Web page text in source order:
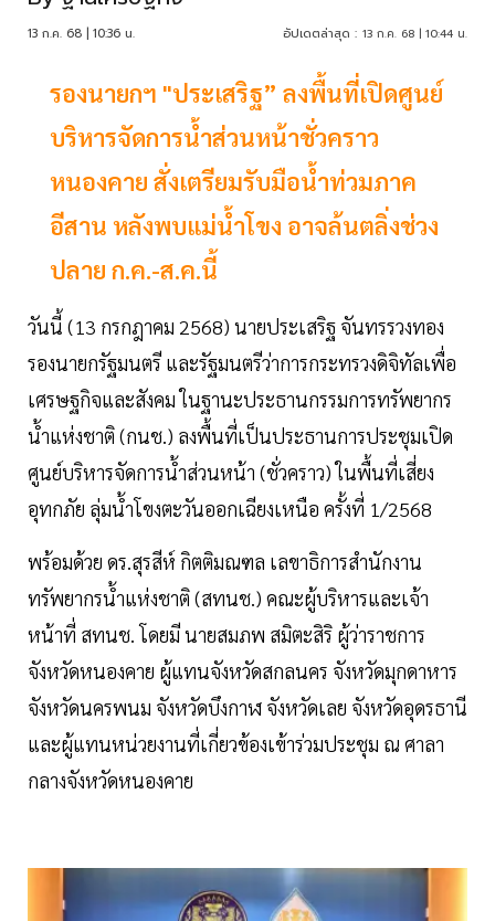
13 ก.ค. 68 | 10:36 น. อัปเดตล่าสุด : 13 ก.ค. 68 | 10:44 น.
รองนายกฯ "ประเสริฐ” ลงพื้นที่เปิดศูนย์
บริหารจัดการน้ำส่วนหน้าชั่วคราว
หนองคาย สั่งเตรียมรับมือน้ำท่วมภาค
อีสาน หลังพบแม่น้ำโขง อาจล้นตลิ่งช่วง
ปลาย ก.ค.-ส.ค.นี้
วันนี้ (13 กรกฎาคม 2568) นายประเสริฐ จันทรรวงทอง
รองนายกรัฐมนตรี และรัฐมนตรีว่าการกระทรวงดิจิทัลเพื่อ
เศรษฐกิจและสังคม ในฐานะประธานกรรมการทรัพยากร
น้ำแห่งชาติ (กนช.) ลงพื้นที่เป็นประธานการประชุมเปิด
ศูนย์บริหารจัดการน้ำส่วนหน้า (ชั่วคราว) ในพื้นที่เสี่ยง
อุทกภัย ลุ่มน้ำโขงตะวันออกเฉียงเหนือ ครั้งที่ 1/2568
พร้อมด้วย ดร.สุรสีห์ กิตติมณฑล เลขาธิการสำนักงาน
ทรัพยากรน้ำแห่งชาติ (สทนช.) คณะผู้บริหารและเจ้า
หน้าที่ สทนช. โดยมี นายสมภพ สมิตะสิริ ผู้ว่าราชการ
จังหวัดหนองคาย ผู้แทนจังหวัดสกลนคร จังหวัดมุกดาหาร
จังหวัดนครพนม จังหวัดบึงกาฬ จังหวัดเลย จังหวัดอุดรธานี
และผู้แทนหน่วยงานที่เกี่ยวข้องเข้าร่วมประชุม ณ ศาลา
กลางจังหวัดหนองคาย